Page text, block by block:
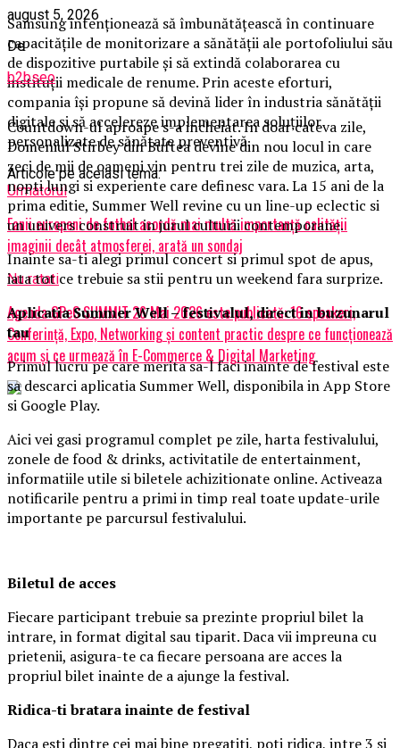
Samsung intenționează să îmbunătățească în continuare
capacitățile de monitorizare a sănătății ale portofoliului său
de dispozitive purtabile și să extindă colaborarea cu
instituții medicale de renume. Prin aceste eforturi,
compania își propune să devină lider în industria sănătății
digitale și să accelereze implementarea soluțiilor
personalizate de sănătate preventivă.
Articole pe aceiasi tema:
Urmatorul
Fanii europeni de fotbal acordă mai multă importanță calității
imaginii decât atmosferei, arată un sondaj
Nu ratati
Agenda GPeC SUMMIT 26 Mai 2026 este publicată: 16 speakeri,
Conferință, Expo, Networking și content practic despre ce funcționează
acum și ce urmează în E-Commerce & Digital Marketing
august 5, 2026
De
b2bseo
Countdown-ul aproape s-a incheiat. In doar cateva zile,
Domeniul Stirbey din Buftea devine din nou locul in care
zeci de mii de oameni vin pentru trei zile de muzica, arta,
nopti lungi si experiente care definesc vara. La 15 ani de la
prima editie, Summer Well revine cu un line-up eclectic si
un univers construit in jurul culturii contemporane.
Inainte sa-ti alegi primul concert si primul spot de apus,
iata tot ce trebuie sa stii pentru un weekend fara surprize.
Aplicatia Summer Well– festivalul, direct in buzunarul
tau
Primul lucru pe care merita sa-l faci inainte de festival este
sa descarci aplicatia Summer Well, disponibila in App Store
si Google Play.
Aici vei gasi programul complet pe zile, harta festivalului,
zonele de food & drinks, activitatile de entertainment,
informatiile utile si biletele achizitionate online. Activeaza
notificarile pentru a primi in timp real toate update-urile
importante pe parcursul festivalului.
Biletul de acces
Fiecare participant trebuie sa prezinte propriul bilet la
intrare, in format digital sau tiparit. Daca vii impreuna cu
prietenii, asigura-te ca fiecare persoana are acces la
propriul bilet inainte de a ajunge la festival.
Ridica-ti bratarainainte de festival
Daca esti dintre cei mai bine pregatiti, poti ridica, intre 3 si